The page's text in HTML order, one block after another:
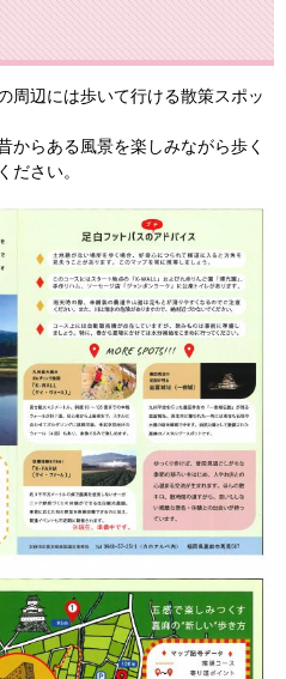
辺には歩いて行ける散策スポッ
らある風景を楽しみながら歩く
ださい。